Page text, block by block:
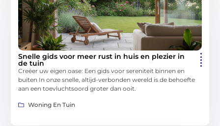
Snelle gids voor meer rust in huis en plezier in
de tuin
Creëer uw eigen oase: Een gids voor sereniteit binnen en
buiten In onze snelle, altijd-verbonden wereld is de behoefte
aan een toevluchtsoord groter dan ooit.
Woning En Tuin